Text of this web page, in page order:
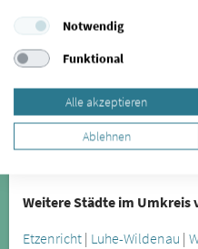
Dent
90449
Entfernung: 77.17 km
zum Profil
Weitere Städte im Umkreis
Etzenricht | Luhe-Wildenau |
Notwendig
Funktional
Alle akzeptieren
Ablehnen